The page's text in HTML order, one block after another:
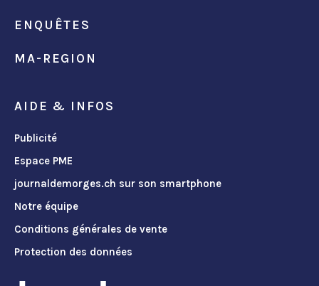
ENQUÊTES
MA-REGION
AIDE & INFOS
Publicité
Espace PME
journaldemorges.ch sur son smartphone
Notre équipe
Conditions générales de vente
Protection des données